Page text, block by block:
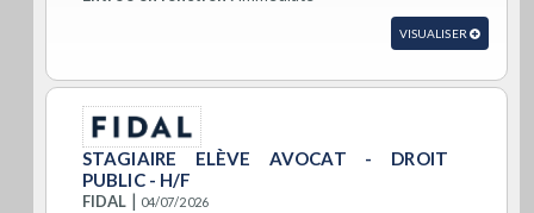
VISUALISER
STAGIAIRE ELÈVE AVOCAT - DROIT
PUBLIC - H/F
FIDAL | 04/07/2026